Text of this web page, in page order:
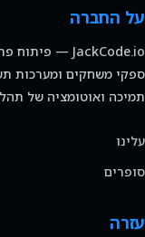
על החברה
תמיכה ואוטומציה של
עלינו
סופרים
עזרה